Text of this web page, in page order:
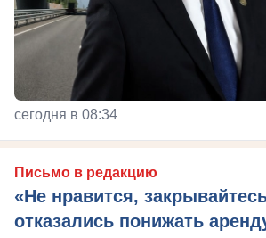
сегодня в 08:34
Письмо в редакцию
«Не нравится,
отказались понижать